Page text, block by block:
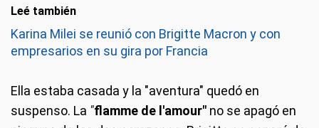
Leé también
Karina Milei se reunió con Brigitte Macron y con
empresarios en su gira por Francia
Ella estaba casada y la "aventura" quedó en
suspenso. La "flamme de l'amour" no se apagó en